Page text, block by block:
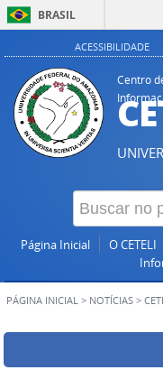
BRASIL
ACESSIBILIDADE
Centro
Página Inicial O CETELI
PÁGINA INICIAL > NOTÍCIAS >